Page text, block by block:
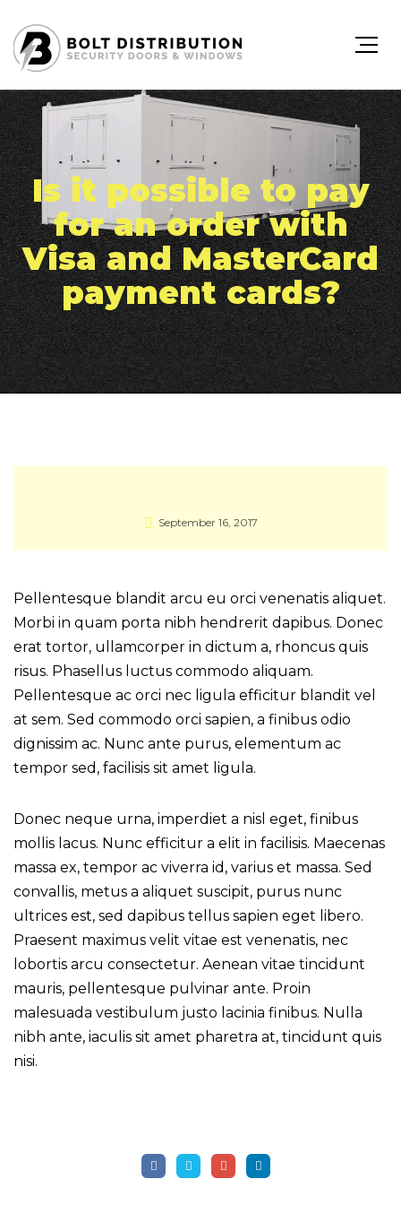
Is it possible to pay
for an order with
Visa and MasterCard
payment cards?
September 16, 2017
Pellentesque blandit arcu eu orci venenatis aliquet.
Morbi in quam porta nibh hendrerit dapibus. Donec
erat tortor, ullamcorper in dictum a, rhoncus quis
risus. Phasellus luctus commodo aliquam.
Pellentesque ac orci nec ligula efficitur blandit vel
at sem. Sed commodo orci sapien, a finibus odio
dignissim ac. Nunc ante purus, elementum ac
tempor sed, facilisis sit amet ligula.
Donec neque urna, imperdiet a nisl eget, finibus
mollis lacus. Nunc efficitur a elit in facilisis. Maecenas
massa ex, tempor ac viverra id, varius et massa. Sed
convallis, metus a aliquet suscipit, purus nunc
ultrices est, sed dapibus tellus sapien eget libero.
Praesent maximus velit vitae est venenatis, nec
lobortis arcu consectetur. Aenean vitae tincidunt
mauris, pellentesque pulvinar ante. Proin
malesuada vestibulum justo lacinia finibus. Nulla
nibh ante, iaculis sit amet pharetra at, tincidunt quis
nisi.